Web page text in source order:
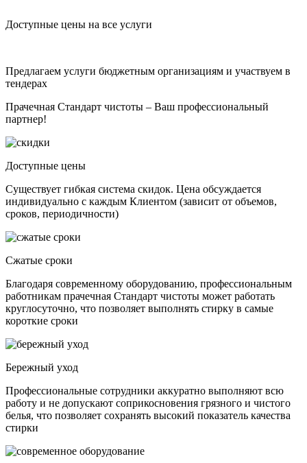
Доступные цены на все услуги
Предлагаем услуги бюджетным организациям и участвуем в
тендерах
Прачечная Стандарт чистоты – Ваш профессиональный
партнер!
Доступные цены
Существует гибкая система скидок. Цена обсуждается
индивидуально с каждым Клиентом (зависит от объемов,
сроков, периодичности)
Сжатые сроки
Благодаря современному оборудованию, профессиональным
работникам прачечная Стандарт чистоты может работать
круглосуточно, что позволяет выполнять стирку в самые
короткие сроки
Бережный уход
Профессиональные сотрудники аккуратно выполняют всю
работу и не допускают соприкосновения грязного и чистого
белья, что позволяет сохранять высокий показатель качества
стирки